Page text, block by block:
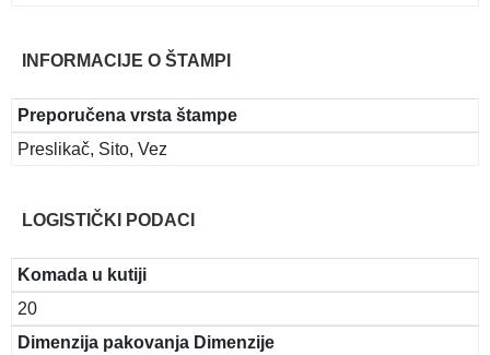
INFORMACIJE O ŠTAMPI
Preporučena vrsta štampe
Preslikač, Sito, Vez
LOGISTIČKI PODACI
Komada u kutiji
20
Dimenzija pakovanja Dimenzije